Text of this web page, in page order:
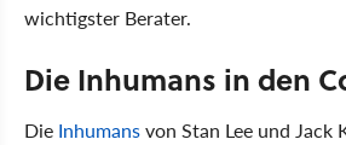
wichtigster Berater.
Die Inhumans in den
Die Inhumansvon Stan Lee und